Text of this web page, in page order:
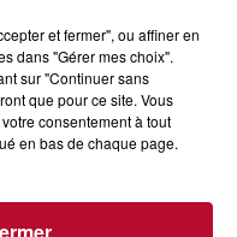
Voir plus
et fermer", ou affiner en
dans "Gérer mes choix".
sur "Continuer sans
que pour ce site. Vous
consentement à tout
en bas de chaque page.